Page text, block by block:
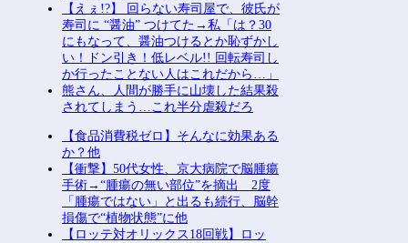
【えぇ!?】 回らない寿司屋で、彼氏が
寿司に “醤油” つけてた→私「は？30
にもなって、醤油つけるとか恥ずかし
い！ドン引き！低レベル!! 回転寿司し
か行ったことない人はこれだから…」
熊さん、人間が勝手に山壊した結果殺
されてしまう…これ半分虐殺だろ
【食品消費税ゼロ】そんなに効果ある
か？他
【衝撃】50代女性、京大病院で脳腫瘍
手術→“腫瘍の無い部位”を摘出 2度
「腫瘍ではない」と出るも続行、脳幹
損傷で“植物状態”に他
【ロッテ対オリックス18回戦】ロッ